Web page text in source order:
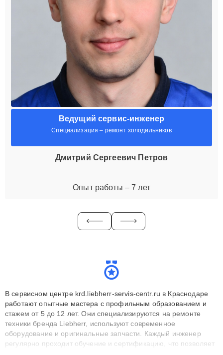
Ведущий сервис-инженер
Специализация – ремонт холодильников
Дмитрий Сергеевич Петров
Опыт работы – 7 лет
В сервисном центре krd.liebherr-servis-centr.ru в Краснодаре
работают опытные мастера с профильным образованием и
стажем от 5 до 12 лет. Они специализируются на ремонте
техники бренда Liebherr, используют современное
оборудование и оригинальные запчасти. Каждый инженер
регулярно проходит обучение и сертификацию, что позволяет